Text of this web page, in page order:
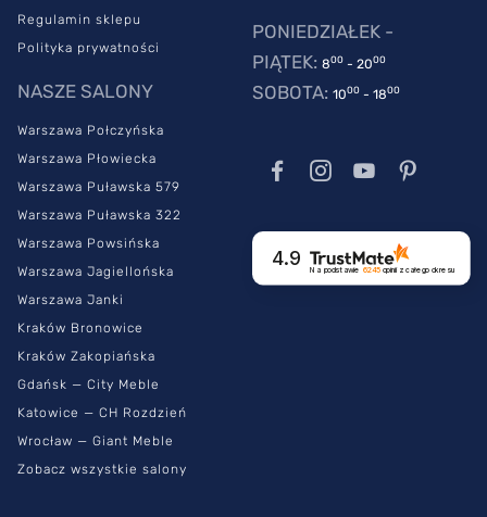
Regulamin sklepu
Polityka prywatności
NASZE SALONY
Warszawa Połczyńska
Warszawa Płowiecka
Warszawa Puławska 579
Warszawa Puławska 322
Warszawa Powsińska
Warszawa Jagiellońska
Warszawa Janki
Kraków Bronowice
Kraków Zakopiańska
Gdańsk — City Meble
Katowice — CH Rozdzień
Wrocław — Giant Meble
Zobacz wszystkie salony
PONIEDZIAŁEK -
PIĄTEK: 800 - 2000
SOBOTA: 1000 - 1800
4.9
Na podstawie 6245opinii z całego okresu